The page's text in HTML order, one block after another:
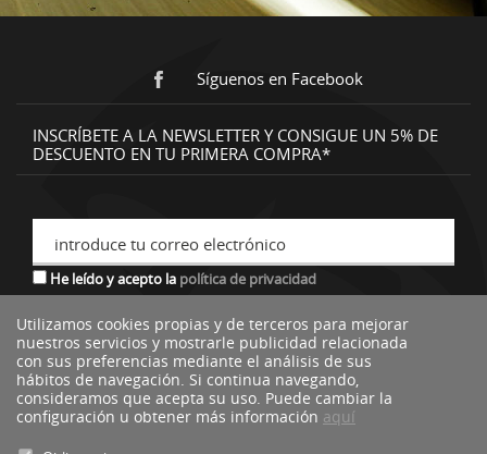
Síguenos en Facebook
INSCRÍBETE A LA NEWSLETTER Y CONSIGUE UN 5% DE
DESCUENTO EN TU PRIMERA COMPRA*
introduce tu correo electrónico
He leído y acepto la política de privacidad
*descuento no acumulable a otras ofertas o promociones.
Utilizamos cookies propias y de terceros para mejorar
nuestros servicios y mostrarle publicidad relacionada
con sus preferencias mediante el análisis de sus
hábitos de navegación. Si continua navegando,
consideramos que acepta su uso. Puede cambiar la
configuración u obtener más información aquí